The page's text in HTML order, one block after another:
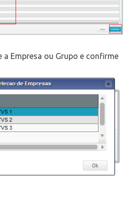
a Empresa ou Grupo e confirme